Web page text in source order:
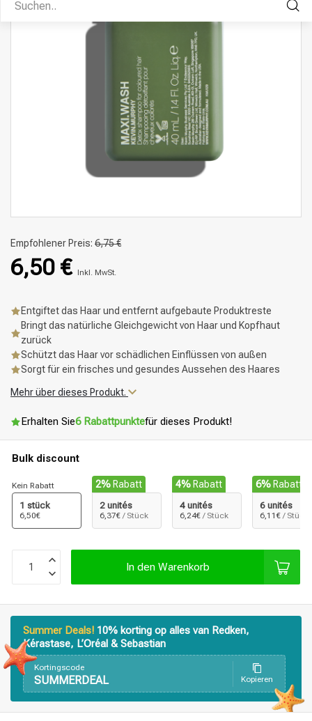
Stylingprodukte Haarfärbung
Empfohlener Preis: 6,75 €
6,50 € Inkl. MwSt.
Entgiftet das Haar und entfernt aufgebaute Produktreste
Bringt das natürliche Gleichgewicht von Haar und Kopfhaut
zurück
Schützt das Haar vor schädlichen Einflüssen von außen
Sorgt für ein frisches und gesundes Aussehen des Haares
Mehr über dieses Produkt.
Erhalten Sie6 Rabattpunktefür dieses Produkt!
Bulk discount
Kein Rabatt
1 stück
6,50€
2% Rabatt
2 unités
6,37€ / Stück
4% Rabatt
4 unités
6,24€ / Stück
6% Rabatt
6 unités
6,11€ / Stück
In den Warenkorb
Summer Deals! 10% korting op alles van Redken,
Kérastase, L’Oréal & Sebastian
Kortingscode
SUMMERDEAL Kopieren